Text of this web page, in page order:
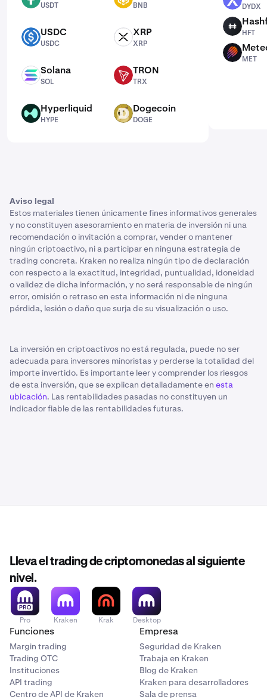
USDT BNB
USDC USDC
USDC
XRP XRP
XRP
SOL Solana
SOL
TRX TRON
TRX
HYPE Hyperliquid
HYPE
DOGE Dogecoin
DOGE
DYDX
HFT
HFT
MET
MET
Aviso legal
Estos materiales tienen únicamente fines informativos generales
y no constituyen asesoramiento en materia de inversión ni una
recomendación o invitación a comprar, vender o mantener
ningún criptoactivo, ni a participar en ninguna estrategia de
trading concreta. Kraken no realiza ningún tipo de declaración
con respecto a la exactitud, integridad, puntualidad, idoneidad
o validez de dicha información, y no será responsable de ningún
error, omisión o retraso en esta información ni de ninguna
pérdida, lesión o daño que surja de su visualización o uso.
La inversión en criptoactivos no está regulada, puede no ser
adecuada para inversores minoristas y perderse la totalidad del
importe invertido. Es importante leer y comprender los riesgos
de esta inversión, que se explican detalladamente en esta
ubicación. Las rentabilidades pasadas no constituyen un
indicador fiable de las rentabilidades futuras.
Lleva el trading de criptomonedas al siguiente
nivel.
Pro Kraken Krak Desktop
Funciones
Margin trading
Trading OTC
Instituciones
API trading
Centro de API de Kraken
Empresa
Seguridad de Kraken
Trabaja en Kraken
Blog de Kraken
Kraken para desarrolladores
Sala de prensa